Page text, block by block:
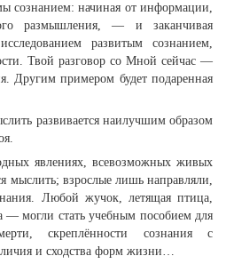
сознанием: начиная от информации,
размышления, — и заканчивая
развитым сознанием,
Твой разговор со Мной сейчас —
Другим примером будет подаренная
развивается наилучшим образом
явлениях, всевозможных живых
мыслить; взрослые лишь направляли,
Любой жучок, летящая птица,
— могли стать учебным пособием для
скреплённости сознания с
и сходства форм жизни…